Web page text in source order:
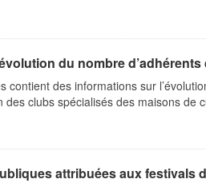
du nombre
contient des informations sur
des clubs spécialisés des maisons de
attribuées aux festivals